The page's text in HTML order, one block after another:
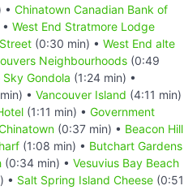
• Chinatown Canadian Bank of
West End Stratmore Lodge
(0:30 min) • West End alte
Neighbourhoods (0:49
Sky Gondola (1:24 min) •
• Vancouver Island (4:11 min)
(1:11 min) • Government
(0:37 min) • Beacon Hill
(1:08 min) • Butchart Gardens
(0:34 min) • Vesuvius Bay Beach
• Salt Spring Island Cheese (0:51